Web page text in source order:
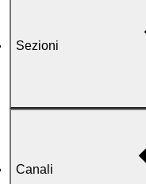
Sezioni
Canali